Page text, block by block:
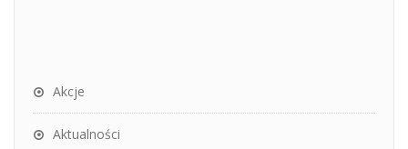
Akcje
Aktualności